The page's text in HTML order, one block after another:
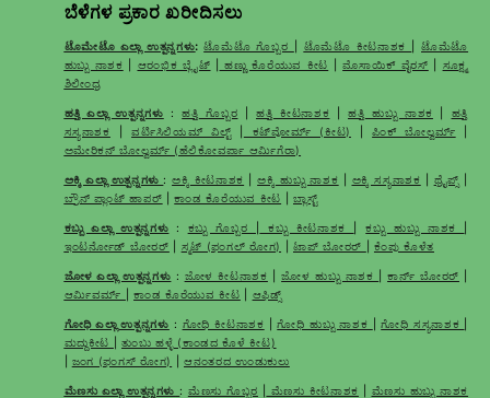
ಬೆಳೆಗಳ ಪ್ರಕಾರ ಖರೀದಿಸಲು
ಟೊಮೇಟೊ ಎಲ್ಲಾ ಉತ್ಪನ್ನಗಳು:ಟೊಮೆಟೊ ಗೊಬ್ಬರ ಟೊಮೆಟೊ ಕೀಟನಾಶಕ |ಟೊಮೆಟೊ
ಹುಬ್ಬು ನಾಶಕ
ಆರಂಭಿಕ ಬ್ಲೈಟ್ ಹಣ್ಣು ಕೊರೆಯುವ ಕೀಟ |ಮೊಸಾಯಿಕ್ ವೈರಸ್
ಸೂಕ್ಷ್ಮ
ಶಿಲೀಂಧ್ರ
ಹತ್ತಿ ಎಲ್ಲಾ ಉತ್ಪನ್ನಗಳು :ಹತ್ತಿ ಗೊಬ್ಬರ |ಹತ್ತಿ ಕೀಟನಾಶಕ |ಹತ್ತಿ ಹುಬ್ಬು ನಾಶಕ
ಹತ್ತಿ
ಸಸ್ಯನಾಶಕ |ವರ್ಟಿಸಿಲಿಯಮ್ ವಿಲ್ಟ್ ಕಟ್‌ವೋರ್ಮ್ (ಕೀಟ) |ಪಿಂಕ್ ಬೋಲ್ವರ್ಮ್
ಅಮೇರಿಕನ್ ಬೋಲ್ವರ್ಮ್ (ಹೆಲಿಕೋವರ್ಪಾ ಆರ್ಮಿಗೆರಾ)
ಅಕ್ಕಿ ಎಲ್ಲಾ ಉತ್ಪನ್ನಗಳು :ಅಕ್ಕಿ ಕೀಟನಾಶಕ |ಅಕ್ಕಿ ಹುಬ್ಬು ನಾಶಕ ಅಕ್ಕಿ ಸಸ್ಯನಾಶಕ ಥ್ರೈಪ್ಸ್
ಬ್ರೌನ್ ಪ್ಲಾಂಟ್ ಹಾಪರ್ |ಕಾಂಡ ಕೊರೆಯುವ ಕೀಟ |ಬ್ಲಾಸ್ಟ್
ಕಬ್ಬು ಎಲ್ಲಾ ಉತ್ಪನ್ನಗಳು : ಕಬ್ಬು ಗೊಬ್ಬರ ಕಬ್ಬು ಕೀಟನಾಶಕ |ಕಬ್ಬು ಹುಬ್ಬು ನಾಶಕ
ಇಂಟರ್ನೋಡ್ ಬೋರರ್
ಸ್ಮಟ್ (ಫಂಗಲ್ ರೋಗ) |ಟಾಪ್ ಬೋರರ್ ಕೆಂಪು ಕೊಳೆತ
ಜೋಳ ಎಲ್ಲಾ ಉತ್ಪನ್ನಗಳು : ಜೋಳ ಕೀಟನಾಶಕ |ಜೋಳ ಹುಬ್ಬು ನಾಶಕ |ಕಾರ್ನ್ ಬೋರರ್
ಆರ್ಮಿವರ್ಮ್
|ಕಾಂಡ ಕೊರೆಯುವ ಕೀಟ ಆಫಿಡ್ಸ್
ಗೋಧಿ ಎಲ್ಲಾ ಉತ್ಪನ್ನಗಳು : ಗೋಧಿ ಕೀಟನಾಶಕ |ಗೋಧಿ ಹುಬ್ಬು ನಾಶಕ |ಗೋಧಿ ಸಸ್ಯನಾಶಕ
ಮದ್ದುಕೀಟ
|ತುಂಬು ಹಳ್ಳೆ (ಕಾಂಡದ ಕೊಳೆ ಕೀಟ)
ಜಂಗ (ಫಂಗಸ್ ರೋಗ) |ಆನಂತರದ ಉಂಡುಕುಲು
ಮೆಣಸು ಎಲ್ಲಾ ಉತ್ಪನ್ನಗಳು : ಮೆಣಸು ಗೊಬ್ಬರ ಮೆಣಸು ಕೀಟನಾಶಕ
ಮೆಣಸು ಹುಬ್ಬು ನಾಶಕ